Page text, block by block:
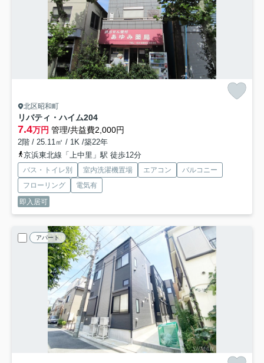
北区昭和町
リバティ・ハイム204
7.4万円 管理/共益費2,000円
2階 / 25.11㎡ / 1K /築22年
京浜東北線「上中里」駅 徒歩12分
バス・トイレ別 室内洗濯機置場 エアコン
バルコニー
フローリング
電気有
即入居可
アパート